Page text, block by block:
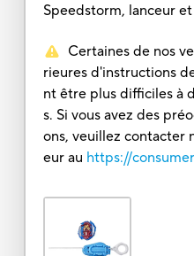
Speedstorm, lanceur
Certaines de nos
rieures d'instructions
nt être plus difficiles à
s. Si vous avez des
ons, veuillez contacter
eur au https://